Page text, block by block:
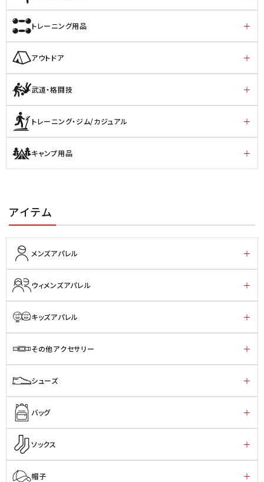
トレーニング用品
アウトドア
武道・格闘技
トレーニング・ジム/カジュアル
キャンプ用品
アイテム
メンズアパレル
ウィメンズアパレル
キッズアパレル
その他アクセサリー
シューズ
バッグ
ソックス
帽子